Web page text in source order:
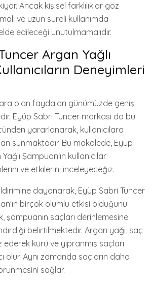
Ancak kişisel farklılıklar göz
ve uzun süreli kullanımda
edileceği unutulmamalıdır.
Argan Yağlı
Deneyimleri
olan faydaları günümüzde geniş
Eyüp Sabri Tuncer markası da bu
yararlanarak, kullanıcılara
sunmaktadır. Bu makalede, Eyüp
Şampuan'ın kullanıcılar
ve etkilerini inceleyeceğiz.
dayanarak, Eyüp Sabri Tuncer
birçok olumlu etkisi olduğunu
şampuanın saçları derinlemesine
belirtilmektedir. Argan yağı, saç
kuru ve yıpranmış saçları
olur. Aynı zamanda saçların daha
sağlar.